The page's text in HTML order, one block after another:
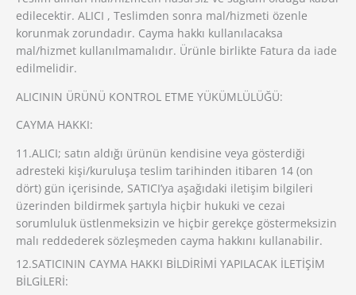
edilecektir. ALICI , Teslimden sonra mal/hizmeti özenle
korunmak zorundadır. Cayma hakkı kullanılacaksa
mal/hizmet kullanılmamalıdır. Ürünle birlikte Fatura da iade
edilmelidir.
ALICININ ÜRÜNÜ KONTROL ETME YÜKÜMLÜLÜĞÜ:
CAYMA HAKKI:
11.ALICI; satın aldığı ürünün kendisine veya gösterdiği
adresteki kişi/kuruluşa teslim tarihinden itibaren 14 (on
dört) gün içerisinde, SATICI’ya aşağıdaki iletişim bilgileri
üzerinden bildirmek şartıyla hiçbir hukuki ve cezai
sorumluluk üstlenmeksizin ve hiçbir gerekçe göstermeksizin
malı reddederek sözleşmeden cayma hakkını kullanabilir.
12.SATICININ CAYMA HAKKI BİLDİRİMİ YAPILACAK İLETİŞİM
BİLGİLERİ: